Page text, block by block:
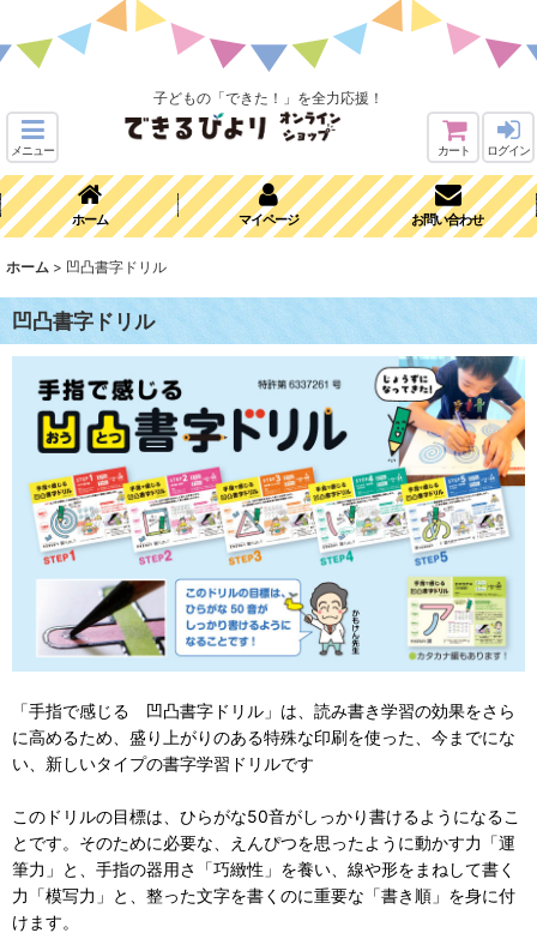
子どもの「できた！」を全力応援！
メニュー カート ログイン
ホーム マイページ お問い合わせ
ホーム > 凹凸書字ドリル
凹凸書字ドリル
「手指で感じる 凹凸書字ドリル」は、読み書き学習の効果をさら
に高めるため、盛り上がりのある特殊な印刷を使った、今までにな
い、新しいタイプの書字学習ドリルです
このドリルの目標は、ひらがな50音がしっかり書けるようになるこ
とです。そのために必要な、えんぴつを思ったように動かす力「運
筆力」と、手指の器用さ「巧緻性」を養い、線や形をまねして書く
力「模写力」と、整った文字を書くのに重要な「書き順」を身に付
けます。